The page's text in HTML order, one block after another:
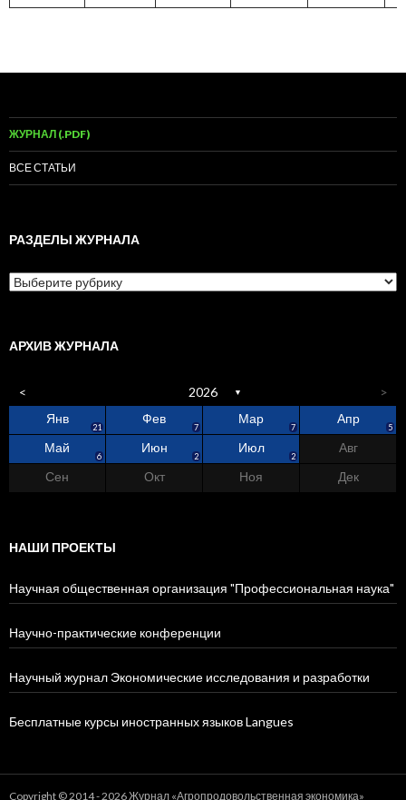
ЖУРНАЛ (.PDF)
ВСЕ СТАТЬИ
РАЗДЕЛЫ ЖУРНАЛА
Разделы
журнала
АРХИВ ЖУРНАЛА
< 2026 ▼
>
Янв
21
Фев
7
Мар
7
Апр
5
Май
6
Июн
2
Июл
2
Авг
Сен
Окт Ноя Дек
НАШИ ПРОЕКТЫ
Научная общественная организация "Профессиональная наука"
Научно-практические конференции
Научный журнал Экономические исследования и разработки
Бесплатные курсы иностранных языков Langues
Copyright © 2014 - 2026 Журнал «Агропродовольственная экономика»